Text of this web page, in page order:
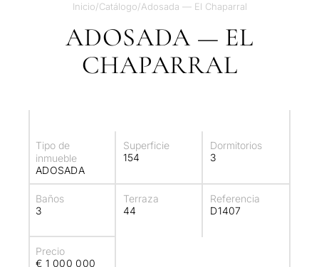
Inicio/Catálogo/Adosada — El Chaparral
ADOSADA — EL
CHAPARRAL
Tipo de
inmueble
ADOSADA
Superficie
154
Dormitorios
3
Baños
3
Terraza
44
Referencia
D1407
Precio
€ 1 000 000